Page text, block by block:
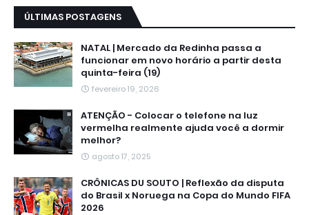
ÚLTIMAS POSTAGENS
NATAL | Mercado da Redinha passa a
funcionar em novo horário a partir desta
quinta-feira (19)
fevereiro 19, 2026
ATENÇÃO - Colocar o telefone na luz
vermelha realmente ajuda você a dormir
melhor?
agosto 17, 2025
CRÔNICAS DU SOUTO | Reflexão da disputa
do Brasil x Noruega na Copa do Mundo FIFA
2026